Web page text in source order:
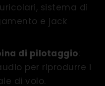
sistema di
e jack
di pilotaggio:
per riprodurre i
di volo.